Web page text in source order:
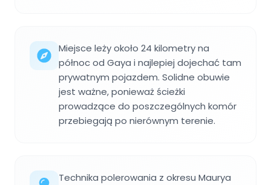
Miejsce leży około 24 kilometry na
północ od Gaya i najlepiej dojechać tam
prywatnym pojazdem. Solidne obuwie
jest ważne, ponieważ ścieżki
prowadzące do poszczególnych komór
przebiegają po nierównym terenie.
Technika polerowania z okresu Maurya